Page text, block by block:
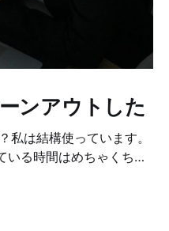
ンアウトした
いる時間はめちゃくちゃ
もかもAIを使っていま